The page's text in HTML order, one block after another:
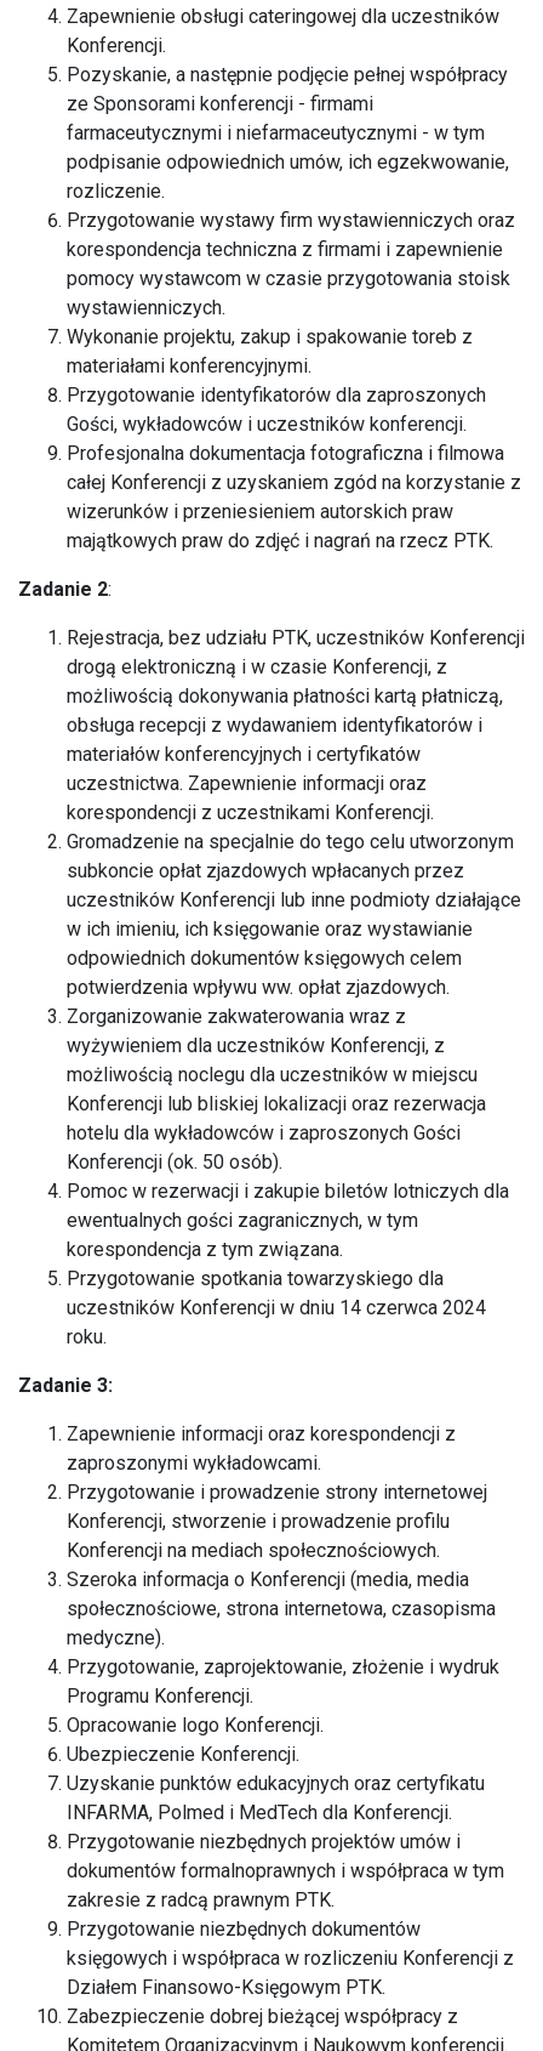
Zapewnienie obsługi cateringowej dla uczestników
Konferencji.
Pozyskanie, a następnie podjęcie pełnej współpracy
ze Sponsorami konferencji - firmami
farmaceutycznymi i niefarmaceutycznymi - w tym
podpisanie odpowiednich umów, ich egzekwowanie,
rozliczenie.
Przygotowanie wystawy firm wystawienniczych oraz
korespondencja techniczna z firmami i zapewnienie
pomocy wystawcom w czasie przygotowania stoisk
wystawienniczych.
Wykonanie projektu, zakup i spakowanie toreb z
materiałami konferencyjnymi.
Przygotowanie identyfikatorów dla zaproszonych
Gości, wykładowców i uczestników konferencji.
Profesjonalna dokumentacja fotograficzna i filmowa
całej Konferencji z uzyskaniem zgód na korzystanie z
wizerunków i przeniesieniem autorskich praw
majątkowych praw do zdjęć i nagrań na rzecz PTK.
Zadanie 2:
Rejestracja, bez udziału PTK, uczestników Konferencji
drogą elektroniczną i w czasie Konferencji, z
możliwością dokonywania płatności kartą płatniczą,
obsługa recepcji z wydawaniem identyfikatorów i
materiałów konferencyjnych i certyfikatów
uczestnictwa. Zapewnienie informacji oraz
korespondencji z uczestnikami Konferencji.
Gromadzenie na specjalnie do tego celu utworzonym
subkoncie opłat zjazdowych wpłacanych przez
uczestników Konferencji lub inne podmioty działające
w ich imieniu, ich księgowanie oraz wystawianie
odpowiednich dokumentów księgowych celem
potwierdzenia wpływu ww. opłat zjazdowych.
Zorganizowanie zakwaterowania wraz z
wyżywieniem dla uczestników Konferencji, z
możliwością noclegu dla uczestników w miejscu
Konferencji lub bliskiej lokalizacji oraz rezerwacja
hotelu dla wykładowców i zaproszonych Gości
Konferencji (ok. 50 osób).
Pomoc w rezerwacji i zakupie biletów lotniczych dla
ewentualnych gości zagranicznych, w tym
korespondencja z tym związana.
Przygotowanie spotkania towarzyskiego dla
uczestników Konferencji w dniu 14 czerwca 2024
roku.
Zadanie 3:
Zapewnienie informacji oraz korespondencji z
zaproszonymi wykładowcami.
Przygotowanie i prowadzenie strony internetowej
Konferencji, stworzenie i prowadzenie profilu
Konferencji na mediach społecznościowych.
Szeroka informacja o Konferencji (media, media
społecznościowe, strona internetowa, czasopisma
medyczne).
Przygotowanie, zaprojektowanie, złożenie i wydruk
Programu Konferencji.
Opracowanie logo Konferencji.
Ubezpieczenie Konferencji.
Uzyskanie punktów edukacyjnych oraz certyfikatu
INFARMA, Polmed i MedTech dla Konferencji.
Przygotowanie niezbędnych projektów umów i
dokumentów formalnoprawnych i współpraca w tym
zakresie z radcą prawnym PTK.
Przygotowanie niezbędnych dokumentów
księgowych i współpraca w rozliczeniu Konferencji z
Działem Finansowo-Księgowym PTK.
Zabezpieczenie dobrej bieżącej współpracy z
Komitetem Organizacyjnym i Naukowym konferencji.